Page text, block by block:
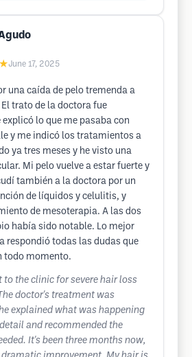
June 17, 2025
una caída de pelo tremenda a
trato de la doctora fue
lo que me pasaba con
y me indicó los tratamientos a
ya tres meses y he visto una
Mi pelo vuelve a estar fuerte y
también a la doctora por un
de líquidos y celulitis, y
de mesoterapia. A las dos
había sido notable. Lo mejor
respondió todas las dudas que
todo momento.
to the clinic for severe hair loss
doctor's treatment was
explained what was happening
and recommended the
It's been three months now,